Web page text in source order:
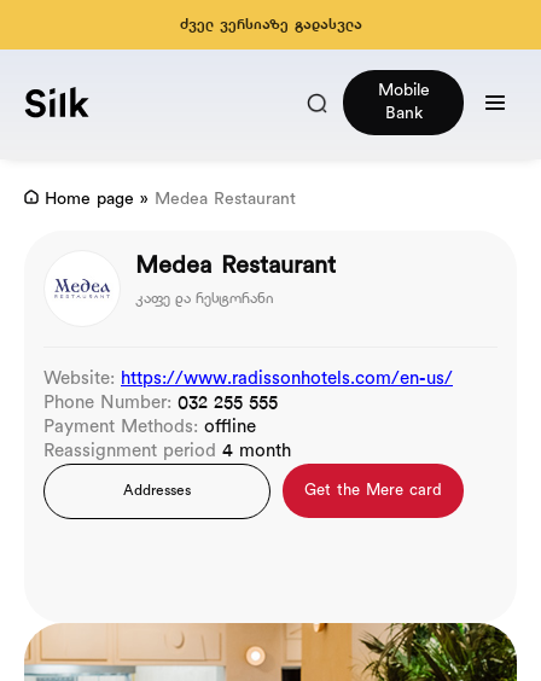
ძველ ვერსიაზე გადასვლა
Mobile
Bank
Home page » Medea Restaurant
Medea Restaurant
კაფე და რესტორანი
Website: https://www.radissonhotels.com/en-us/
Phone Number: 032 255 555
Payment Methods: offline
Reassignment period 4 month
Addresses Get the Mere card